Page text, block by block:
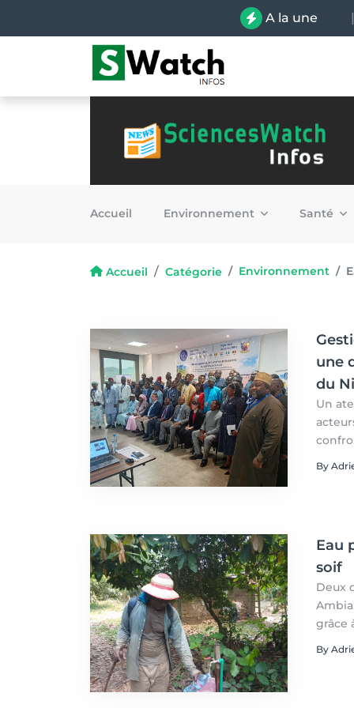
A la une |
Accueil Environnement Santé
Accueil Catégorie Environnement
une
du
Un
de
By
Eau
soif
Deux
grâce
By